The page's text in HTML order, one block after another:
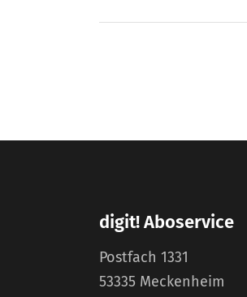
digit! Aboservice
Postfach 1331
53335 Meckenheim